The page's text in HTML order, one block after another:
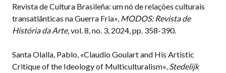
Revista de Cultura Brasileña: um nó de relações culturais
transatlânticas na Guerra Fria», MODOS: Revista de
História da Arte, vol. 8, no. 3, 2024, pp. 358-390.
Santa Olalla, Pablo, «Claudio Goulart and His Artistic
Critique of the Ideology of Multiculturalism», Stedelijk